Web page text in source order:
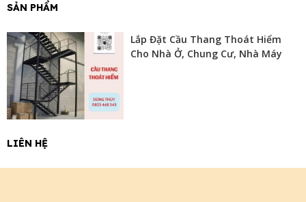
SẢN PHẨM
Lắp Đặt Cầu Thang Thoát Hiểm
Cho Nhà Ở, Chung Cư, Nhà Máy
LIÊN HỆ